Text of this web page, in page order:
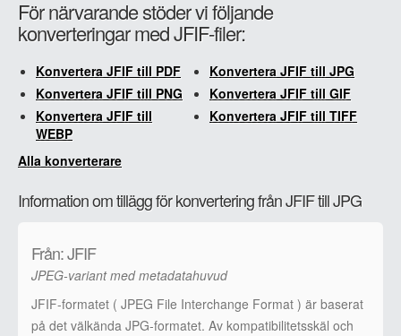
För närvarande stöder vi följande
konverteringar med JFIF-filer:
Konvertera JFIF till PDF
Konvertera JFIF till JPG
Konvertera JFIF till PNG
Konvertera JFIF till GIF
Konvertera JFIF till
WEBP
Konvertera JFIF till TIFF
Alla konverterare
Information om tillägg för konvertering från JFIF till JPG
Från: JFIF
JPEG-variant med metadatahuvud
JFIF-formatet ( JPEG File Interchange Format ) är baserat
på det välkända JPG-formatet. Av kompatibilitetsskäl och